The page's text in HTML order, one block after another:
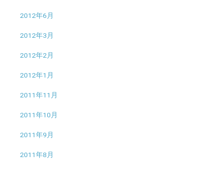
2012年6月
2012年3月
2012年2月
2012年1月
2011年11月
2011年10月
2011年9月
2011年8月